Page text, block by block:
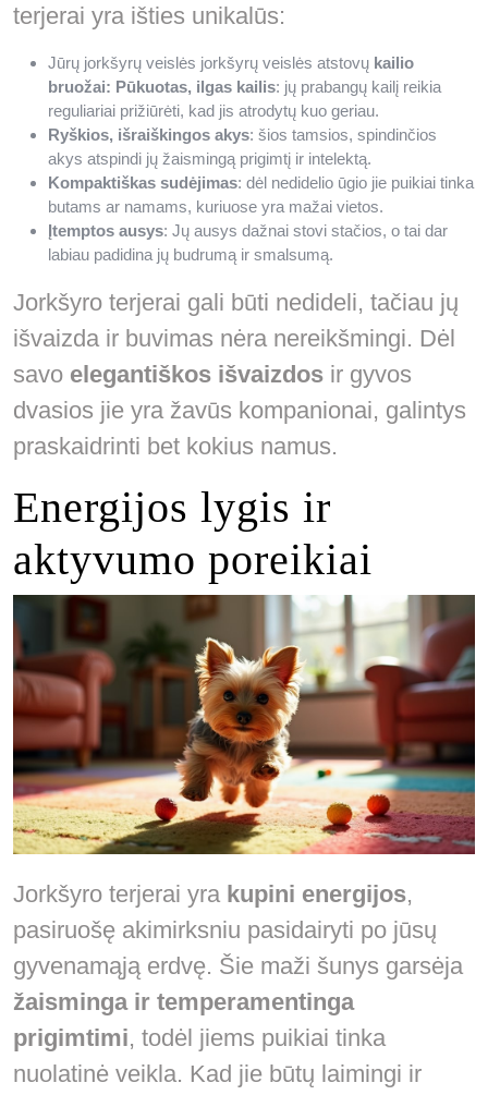
terjerai yra išties unikalūs:
Jūrų jorkšyrų veislės jorkšyrų veislės atstovų kailio
bruožai: Pūkuotas, ilgas kailis: jų prabangų kailį reikia
reguliariai prižiūrėti, kad jis atrodytų kuo geriau.
Ryškios, išraiškingos akys: šios tamsios, spindinčios
akys atspindi jų žaismingą prigimtį ir intelektą.
Kompaktiškas sudėjimas: dėl nedidelio ūgio jie puikiai tinka
butams ar namams, kuriuose yra mažai vietos.
Įtemptos ausys: Jų ausys dažnai stovi stačios, o tai dar
labiau padidina jų budrumą ir smalsumą.
Jorkšyro terjerai gali būti nedideli, tačiau jų
išvaizda ir buvimas nėra nereikšmingi. Dėl
savo elegantiškos išvaizdos ir gyvos
dvasios jie yra žavūs kompanionai, galintys
praskaidrinti bet kokius namus.
Energijos lygis ir
aktyvumo poreikiai
Jorkšyro terjerai yra kupini energijos,
pasiruošę akimirksniu pasidairyti po jūsų
gyvenamąją erdvę. Šie maži šunys garsėja
žaisminga ir temperamentinga
prigimtimi, todėl jiems puikiai tinka
nuolatinė veikla. Kad jie būtų laimingi ir